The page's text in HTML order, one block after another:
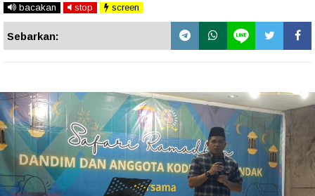
bacakan stop screen
Sebarkan: